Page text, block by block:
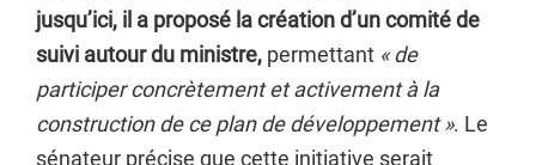
jusqu’ici, il a proposé la création d’un comité de
suivi autour du ministre, permettant « de
participer concrètement et activement à la
construction de ce plan de développement ». Le
sénateur précise que cette initiative serait